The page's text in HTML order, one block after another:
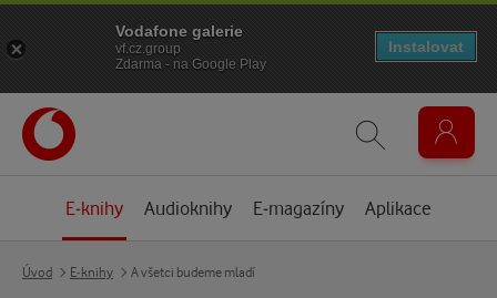
E-knihy Audioknihy E-magazíny Aplikace
Úvod E-knihy A všetci budeme mladí
Vodafone galerie
vf.cz.group
Zdarma - na Google Play
Instalovat